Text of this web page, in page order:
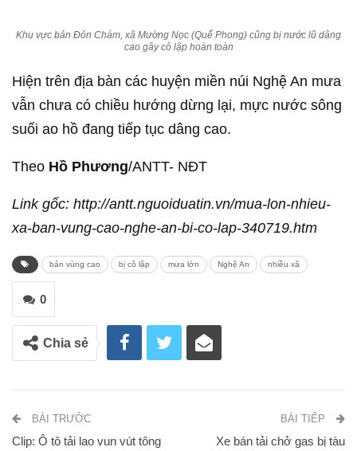
Khu vực bản Đỏn Chám, xã Mường Nọc (Quế Phong) cũng bị nước lũ dâng
cao gây cô lập hoàn toàn
Hiện trên địa bàn các huyện miền núi Nghệ An mưa
vẫn chưa có chiều hướng dừng lại, mực nước sông
suối ao hồ đang tiếp tục dâng cao.
Theo Hồ Phương/ANTT- NĐT
Link gốc: http://antt.nguoiduatin.vn/mua-lon-nhieu-
xa-ban-vung-cao-nghe-an-bi-co-lap-340719.htm
bản vùng cao bị cô lập mưa lớn Nghệ An nhiều xã
0
Chia sẻ
BÀI TRƯỚC
Clip: Ô tô tải lao vun vút tông
BÀI TIẾP
Xe bán tải chở gas bị tàu